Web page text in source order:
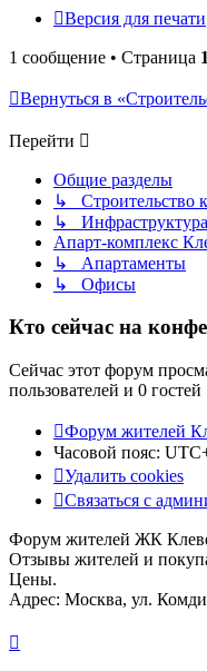
Версия для печати
1 сообщение • Страница 1
Вернуться в
Перейти
Общие разделы
↳ Строительство
↳
Апарт-комплекс
↳ Апартаменты
↳ Офисы
Кто сейчас на
Сейчас этот форум
пользователей и 0 гостей
Форум жителей
Часовой пояс:
Удалить cookies
Связаться с
Форум жителей ЖК
Отзывы жителей и
Цены.
Адрес: Москва, ул.